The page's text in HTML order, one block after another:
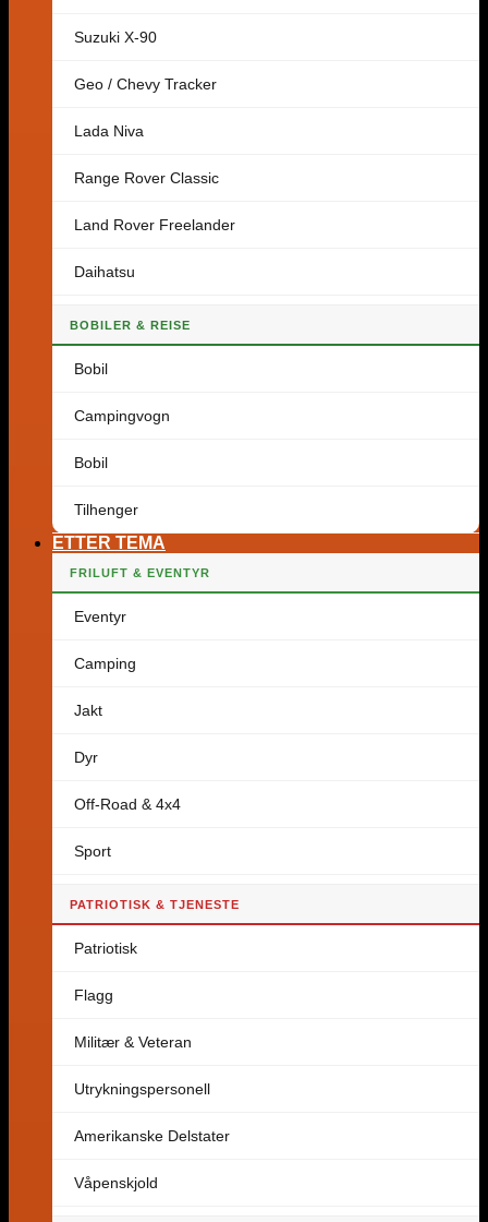
Suzuki X-90
Geo / Chevy Tracker
Lada Niva
Range Rover Classic
Land Rover Freelander
Daihatsu
BOBILER & REISE
Bobil
Campingvogn
Bobil
Tilhenger
ETTER TEMA
FRILUFT & EVENTYR
Eventyr
Camping
Jakt
Dyr
Off-Road & 4x4
Sport
PATRIOTISK & TJENESTE
Patriotisk
Flagg
Militær & Veteran
Utrykningspersonell
Amerikanske Delstater
Våpenskjold